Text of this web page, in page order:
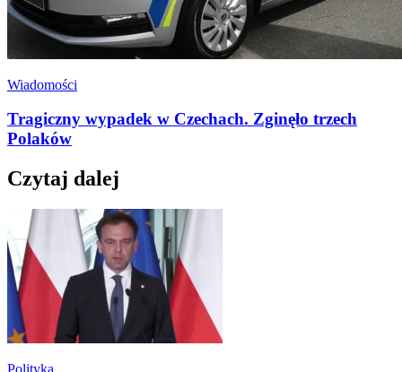
Wiadomości
Tragiczny wypadek w Czechach. Zginęło trzech
Polaków
Czytaj dalej